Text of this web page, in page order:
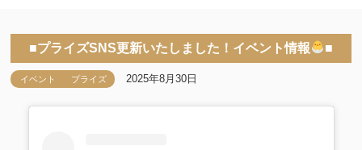
■プライズSNS更新いたしました！イベント情報 ■
イベント プライズ 2025年8月30日